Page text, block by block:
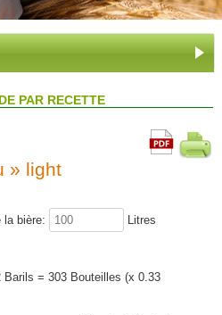
PAR RECETTE
» light
la bière: Litres
= 303 Bouteilles (x 0.33